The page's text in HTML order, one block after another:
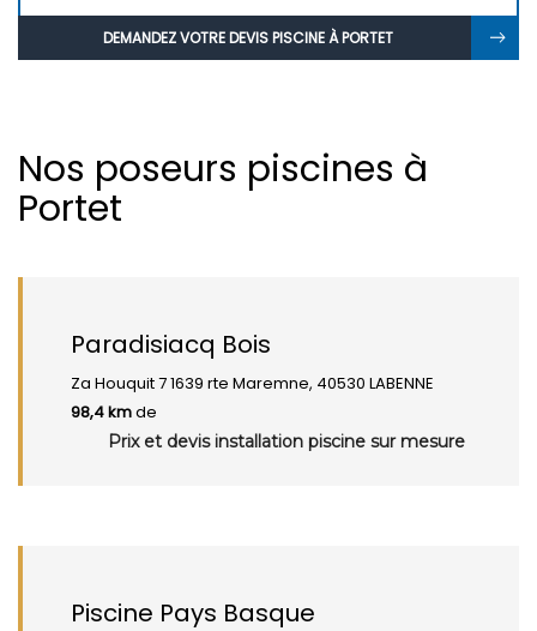
DEMANDEZ VOTRE DEVIS PISCINE À PORTET
Nos poseurs piscines à
Portet
Paradisiacq Bois
Za Houquit 7 1639 rte Maremne, 40530 LABENNE
98,4 kmde
Prix et devis installation piscine sur mesure
Piscine Pays Basque